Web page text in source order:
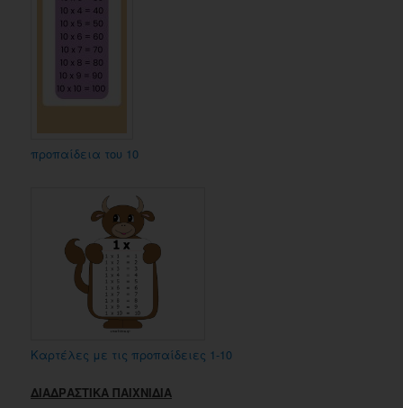
προπαίδεια του 10
Καρτέλες με τις προπαίδειες 1-10
ΔΙΑΔΡΑΣΤΙΚΑ ΠΑΙΧΝΙΔΙΑ